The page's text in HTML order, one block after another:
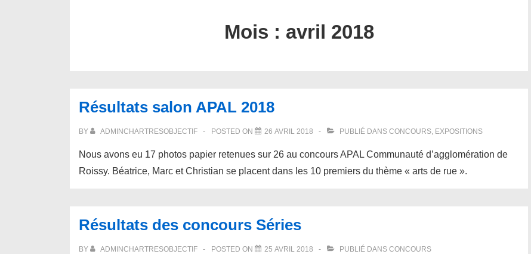
Mois : avril 2018
Résultats salon APAL 2018
BY ADMINCHARTRESOBJECTIF POSTED ON 26 AVRIL 2018 PUBLIÉ DANS CONCOURS, EXPOSITIONS
Nous avons eu 17 photos papier retenues sur 26 au concours APAL Communauté d’agglomération de
Roissy. Béatrice, Marc et Christian se placent dans les 10 premiers du thème « arts de rue ».
Résultats des concours Séries
BY ADMINCHARTRESOBJECTIF POSTED ON 25 AVRIL 2018 PUBLIÉ DANS CONCOURS